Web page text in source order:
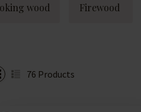
wood Firewood
76 Products